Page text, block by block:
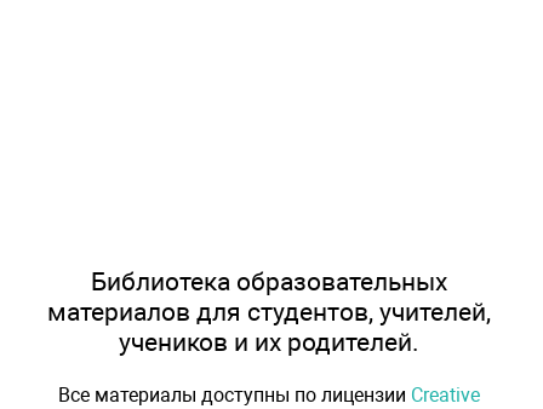
Библиотека образовательных
материалов для студентов, учителей,
учеников и их родителей.
Все материалы доступны по лицензии Creative